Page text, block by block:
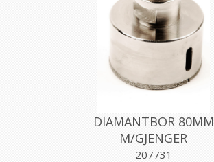
DIAMANTBOR 80MM
M/GJENGER
207731